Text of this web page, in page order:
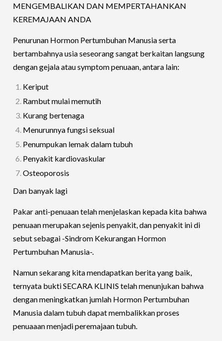
MENGEMBALIKAN DAN MEMPERTAHANKAN
KEREMAJAAN ANDA
Penurunan Hormon Pertumbuhan Manusia serta
bertambahnya usia seseorang sangat berkaitan langsung
dengan gejala atau symptom penuaan, antara lain:
Keriput
Rambut mulai memutih
Kurang bertenaga
Menurunnya fungsi seksual
Penumpukan lemak dalam tubuh
Penyakit kardiovaskular
Osteoporosis
Dan banyak lagi
Pakar anti-penuaan telah menjelaskan kepada kita bahwa
penuaan merupakan sejenis penyakit, dan penyakit ini di
sebut sebagai -Sindrom Kekurangan Hormon
Pertumbuhan Manusia-.
Namun sekarang kita mendapatkan berita yang baik,
ternyata bukti SECARA KLINIS telah menunjukan bahwa
dengan meningkatkan jumlah Hormon Pertumbuhan
Manusia dalam tubuh dapat membalikkan proses
penuaaan menjadi peremajaan tubuh.